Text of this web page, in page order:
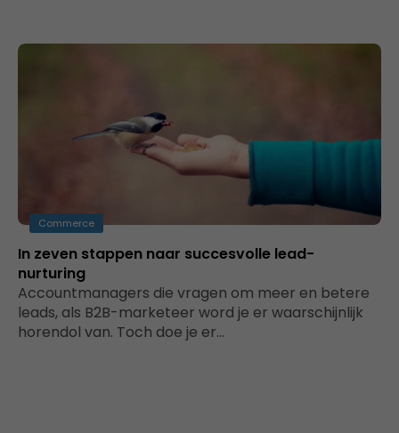
Commerce
In zeven stappen naar succesvolle lead-
nurturing
Accountmanagers die vragen om meer en betere
leads, als B2B-marketeer word je er waarschijnlijk
horendol van. Toch doe je er…